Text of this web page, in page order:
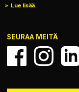
Lue lisää
SEURAA MEITÄ